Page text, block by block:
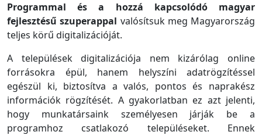
Programmal és a hozzá kapcsolódó magyar
fejlesztésű szuperappal valósítsuk meg Magyarország
teljes körű digitalizációját.
A települések digitalizációja nem kizárólag online
forrásokra épül, hanem helyszíni adatrögzítéssel
egészül ki, biztosítva a valós, pontos és naprakész
információk rögzítését. A gyakorlatban ez azt jelenti,
hogy munkatársaink személyesen járják be a
programhoz csatlakozó településeket. Ennek